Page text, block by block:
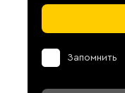
Запомнить